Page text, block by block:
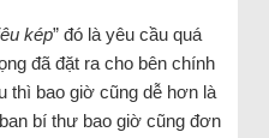
kép” đó là yêu cầu quá
đã đặt ra cho bên chính
thì bao giờ cũng dễ hơn là
bí thư bao giờ cũng đơn